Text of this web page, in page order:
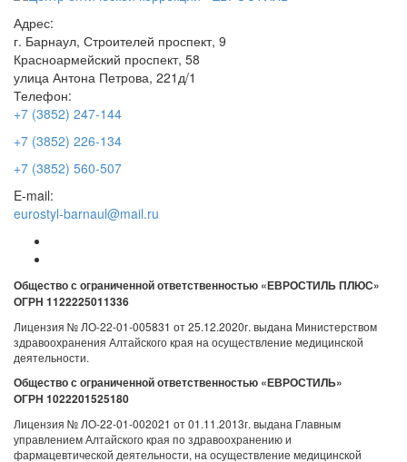
Адрес:
г. Барнаул, Строителей проспект, 9
Красноармейский проспект, 58
улица Антона Петрова, 221д/1
Телефон:
+7 (3852) 247-144
+7 (3852) 226-134
+7 (3852) 560-507
E-mail:
eurostyl-barnaul@mail.ru
Общество с ограниченной ответственностью «ЕВРОСТИЛЬ ПЛЮС»
ОГРН 1122225011336
Лицензия № ЛО-22-01-005831 от 25.12.2020г. выдана Министерством
здравоохранения Алтайского края на осуществление медицинской
деятельности.
Общество с ограниченной ответственностью «ЕВРОСТИЛЬ»
ОГРН 1022201525180
Лицензия № ЛО-22-01-002021 от 01.11.2013г. выдана Главным
управлением Алтайского края по здравоохранению и
фармацевтической деятельности, на осуществление медицинской